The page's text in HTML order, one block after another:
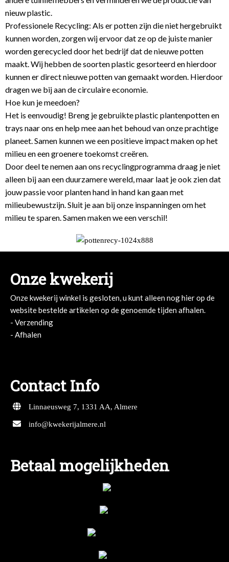
nieuw plastic.
Professionele Recycling: Als er potten zijn die niet hergebruikt
kunnen worden, zorgen wij ervoor dat ze op de juiste manier
worden gerecycled door het bedrijf dat de nieuwe potten
maakt. Wij hebben de soorten plastic gesorteerd en hierdoor
kunnen er direct nieuwe potten van gemaakt worden. Hierdoor
dragen we bij aan de circulaire economie.
Hoe kun je meedoen?
Het is eenvoudig! Breng je gebruikte plastic plantenpotten en
trays naar ons en help mee aan het behoud van onze prachtige
planeet. Samen kunnen we een positieve impact maken op het
milieu en een groenere toekomst creëren.
Door deel te nemen aan ons recyclingprogramma draag je niet
alleen bij aan een duurzamere wereld, maar laat je ook zien dat
jouw passie voor planten hand in hand kan gaan met
milieubewustzijn. Sluit je aan bij onze inspanningen om het
milieu te sparen. Samen maken we een verschil!
Onze kwekerij
Onze kwekerij winkel is gesloten, u kunt alleen nog hier op de
website bestelde artikelen op de genoemde tijden afhalen.
- Verzending
- Afhalen
Contact Info
Linnaeusweg 7, 1331 AA, Almere
info@kwekerijalmere.nl
Betaal mogelijkheden